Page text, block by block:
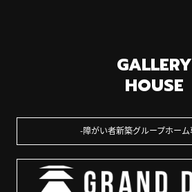
GALLERY
HOUSE
障がい者新築グループホー